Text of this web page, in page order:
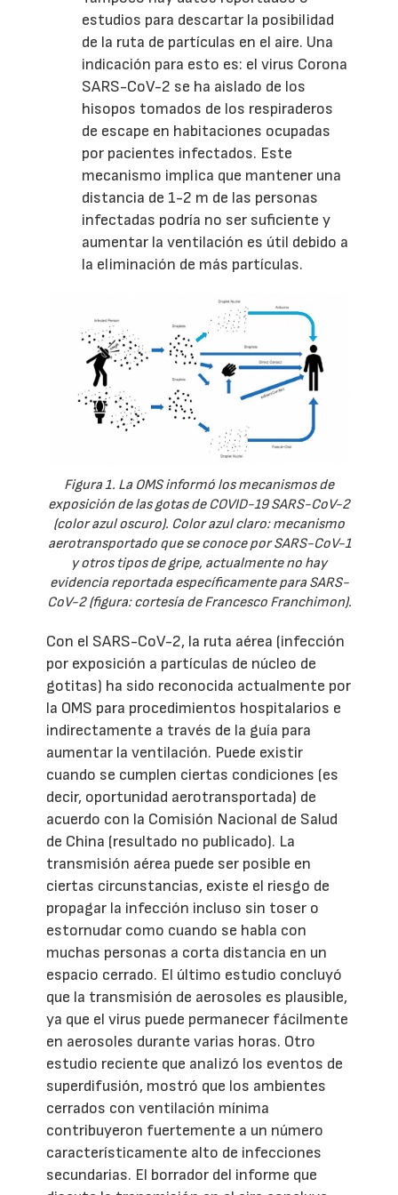
estudios para descartar la posibilidad
de la ruta de partículas en el aire. Una
indicación para esto es: el virus Corona
SARS-CoV-2 se ha aislado de los
hisopos tomados de los respiraderos
de escape en habitaciones ocupadas
por pacientes infectados. Este
mecanismo implica que mantener una
distancia de 1-2 m de las personas
infectadas podría no ser suficiente y
aumentar la ventilación es útil debido a
la eliminación de más partículas.
Figura 1. La OMS informó los mecanismos de
exposición de las gotas de COVID-19 SARS-CoV-2
(color azul oscuro). Color azul claro: mecanismo
aerotransportado que se conoce por SARS-CoV-1
y otros tipos de gripe, actualmente no hay
evidencia reportada específicamente para SARS-
CoV-2 (figura: cortesía de Francesco Franchimon).
Con el SARS-CoV-2, la ruta aérea (infección
por exposición a partículas de núcleo de
gotitas) ha sido reconocida actualmente por
la OMS para procedimientos hospitalarios e
indirectamente a través de la guía para
aumentar la ventilación. Puede existir
cuando se cumplen ciertas condiciones (es
decir, oportunidad aerotransportada) de
acuerdo con la Comisión Nacional de Salud
de China (resultado no publicado). La
transmisión aérea puede ser posible en
ciertas circunstancias, existe el riesgo de
propagar la infección incluso sin toser o
estornudar como cuando se habla con
muchas personas a corta distancia en un
espacio cerrado. El último estudio concluyó
que la transmisión de aerosoles es plausible,
ya que el virus puede permanecer fácilmente
en aerosoles durante varias horas. Otro
estudio reciente que analizó los eventos de
superdifusión, mostró que los ambientes
cerrados con ventilación mínima
contribuyeron fuertemente a un número
característicamente alto de infecciones
secundarias. El borrador del informe que